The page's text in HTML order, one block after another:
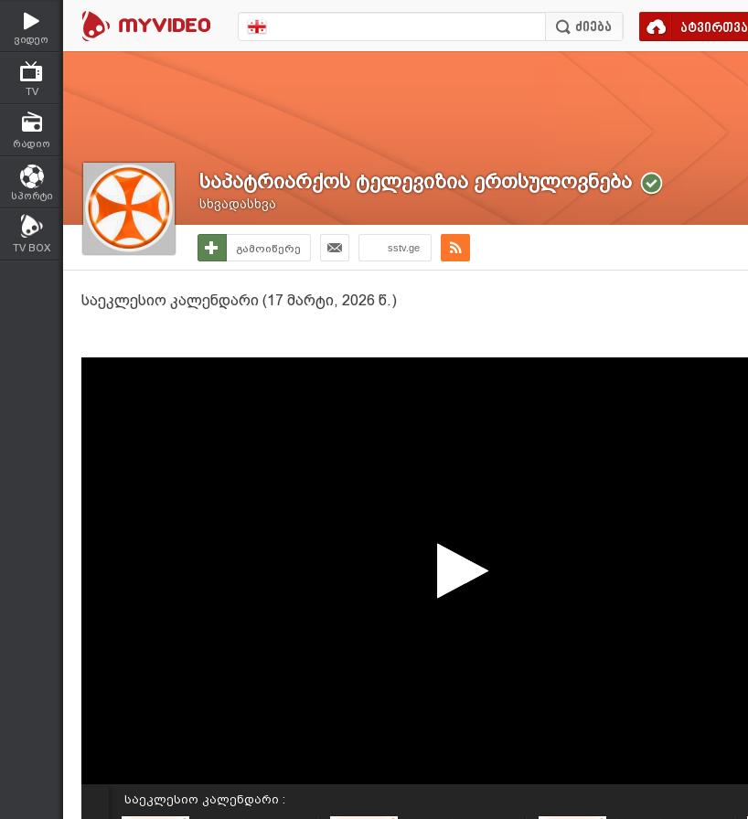
ვიდეო
TV
რადიო
სპორტი
TV BOX
ატვირთვა
საპატრიარქოს ტელევიზია ერთსულოვნება
სხვადასხვა
გამოიწერე sstv.ge
საეკლესიო კალენდარი (17 მარტი, 2026 წ.)
საეკლესიო კალენდარი :